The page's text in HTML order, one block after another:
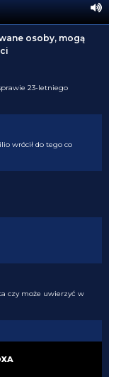
osoby, mogą
23-letniego
wrócił do tego co
czy może uwierzyć w